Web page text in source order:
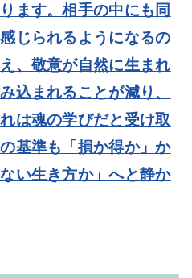
ます。相手の中にも同
じられるようになるの
、敬意が自然に生まれ
込まれることが減り、
は魂の学びだと受け取
基準も「損か得か」か
い生き方か」へと静か